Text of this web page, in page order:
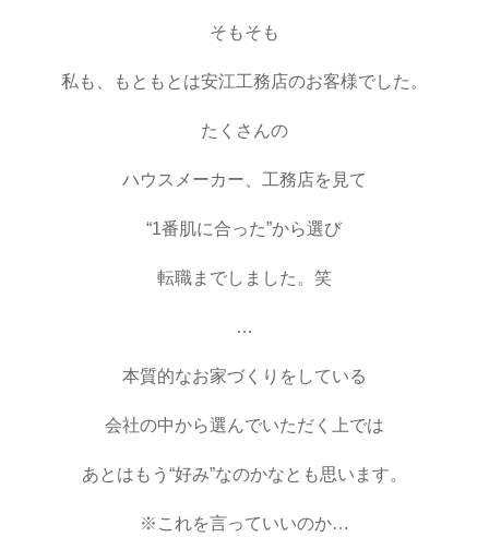
そもそも
私も、もともとは安江工務店のお客様でした。
たくさんの
ハウスメーカー、工務店を見て
“1番肌に合った”から選び
転職までしました。笑
…
本質的なお家づくりをしている
会社の中から選んでいただく上では
あとはもう“好み”なのかなとも思います。
※これを言っていいのか…